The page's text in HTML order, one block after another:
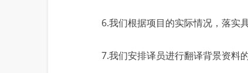
6.我们根据项目的实际情况，落实具
7.我们安排译员进行翻译背景资料的